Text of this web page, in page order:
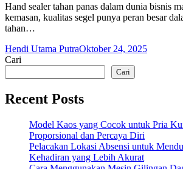
Hand sealer tahan panas dalam dunia bisnis
kemasan, kualitas segel punya peran besar
tahan…
Hendi Utama PutraOktober 24, 2025
Cari
Cari
Recent Posts
Model Kaos yang Cocok untuk Pria
Proporsional dan Percaya Diri
Pelacakan Lokasi Absensi untuk
Kehadiran yang Lebih Akurat